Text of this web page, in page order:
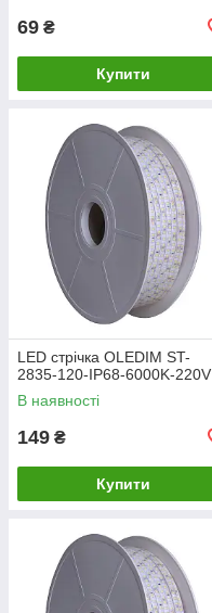
69 ₴
Купити
LED стрічка OLEDIM ST-
2835-120-IP68-6000K-220V
В наявності
149 ₴
Купити